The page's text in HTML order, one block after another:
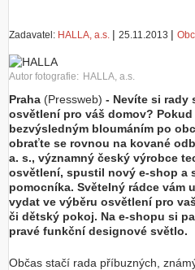
Zadavatel: HALLA, a.s. | 25.11.2013 |
Autor fotografie: HALLA, a.s.
Praha (Pressweb) - Nevíte si rady
osvětlení pro váš domov?
bezvýsledným bloumáním po
obraťte se rovnou na kované
a. s., významný český výrobce
osvětlení, spustil nový e-shop a
pomocníka. Světelný rádce vám
vydat ve výběru osvětlení pro
či dětský pokoj. Na e-shopu si
pravé funkční designové světlo.
Občas stačí rada příbuzných,